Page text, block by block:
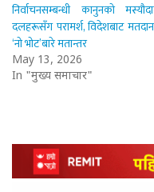
निर्वाचनसम्बन्धी कानुनको
दलहरूसँग परामर्श, विदेशबाट
‘नो भोट’बारे मतान्तर
May 13, 2026
In "मुख्य समाचार"